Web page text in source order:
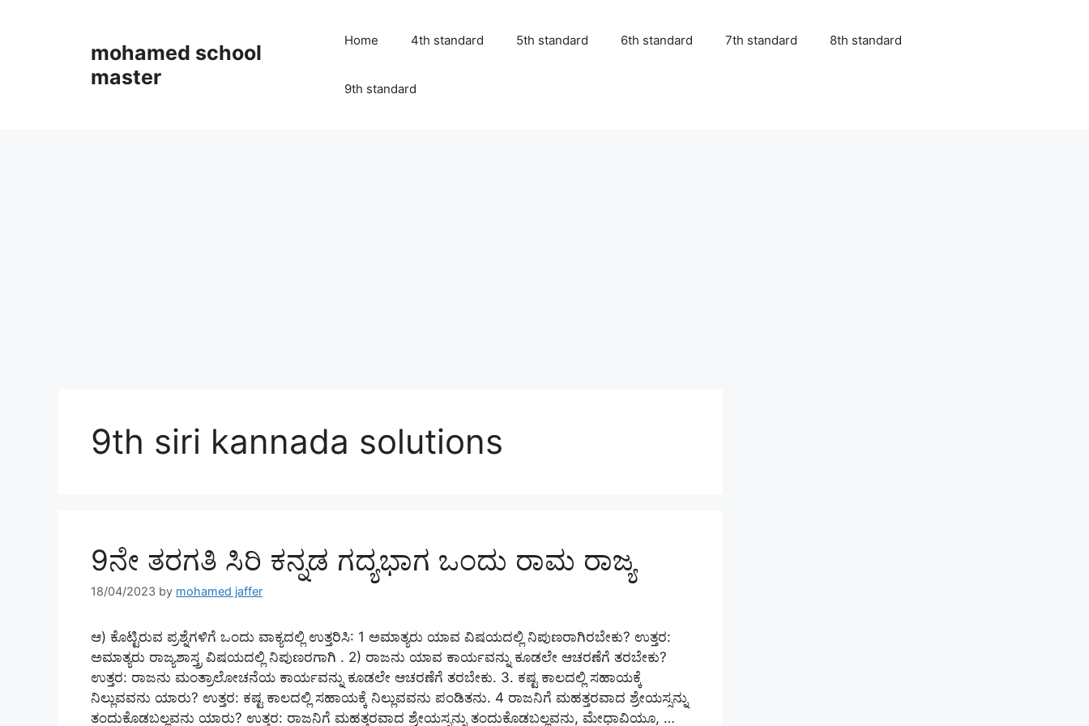
mohamed school
master
Home 4th standard 5th standard 6th standard 7th standard 8th standard
9th standard
9th siri kannada solutions
9ನೇ ತರಗತಿ ಸಿರಿ ಕನ್ನಡ ಗದ್ಯಭಾಗ ಒಂದು ರಾಮ ರಾಜ್ಯ
18/04/2023 by mohamed jaffer
ಆ) ಕೊಟ್ಟಿರುವ ಪ್ರಶ್ನೆಗಳಿಗೆ ಒಂದು ವಾಕ್ಯದಲ್ಲಿ ಉತ್ತರಿಸಿ: 1 ಅಮಾತ್ಯರು ಯಾವ ವಿಷಯದಲ್ಲಿ ನಿಪುಣರಾಗಿರಬೇಕು? ಉತ್ತರ:
ಅಮಾತ್ಯರು ರಾಜ್ಯಶಾಸ್ತ್ರ ವಿಷಯದಲ್ಲಿ ನಿಪುಣರಗಾಗಿ . 2) ರಾಜನು ಯಾವ ಕಾರ್ಯವನ್ನು ಕೂಡಲೇ ಆಚರಣೆಗೆ ತರಬೇಕು?
ಉತ್ತರ: ರಾಜನು ಮಂತ್ರಾಲೋಚನೆಯ ಕಾರ್ಯವನ್ನು ಕೂಡಲೇ ಆಚರಣೆಗೆ ತರಬೇಕು. 3. ಕಷ್ಟ ಕಾಲದಲ್ಲಿ ಸಹಾಯಕ್ಕೆ
ನಿಲ್ಲುವವನು ಯಾರು? ಉತ್ತರ: ಕಷ್ಟ ಕಾಲದಲ್ಲಿ ಸಹಾಯಕ್ಕೆ ನಿಲ್ಲುವವನು ಪಂಡಿತನು. 4 ರಾಜನಿಗೆ ಮಹತ್ತರವಾದ ಶ್ರೇಯಸ್ಸನ್ನು
ತಂದುಕೊಡಬಲ್ಲವನು ಯಾರು? ಉತ್ತರ: ರಾಜನಿಗೆ ಮಹತ್ತರವಾದ ಶ್ರೇಯಸ್ಸನ್ನು ತಂದುಕೊಡಬಲ್ಲವನು, ಮೇಧಾವಿಯೂ, …